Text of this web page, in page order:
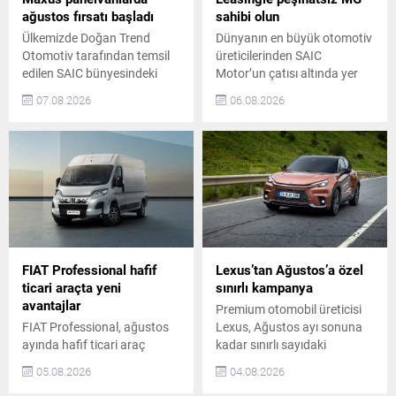
ağustos fırsatı başladı
Ülkemizde Doğan Trend
Otomotiv tarafından temsil
edilen SAIC bünyesindeki
Maxus, ağustos ayına özel
sunduğu ayrıcalıklı tekliflerle
arayanların ihtiyaçlarına
yanıt veriyor. Binek araç
konforunu hafif ticari araç
özellikleriyle birleştiren
panelvan modelleri için
marka, ağustos ayında
benzersiz satış koşullarını
devreye aldı. Kullanıcılar,
ağustos ayı boyunca 500 bin
TL...
07.08.2026
sahibi olun
Dünyanın en büyük otomotiv
üreticilerinden SAIC
Motor’un çatısı altında yer
alan ve Türkiye’de Doğan
Trend Otomotiv tarafından
ayına özel kampanyalarla
otomobil sahibi olmak
isteyenlere büyük avantajlar
sunuyor. ZS Hybrid+ Luxury
modeli, elektrikli açılabilir
panoramik cam tavan
hediyesi ve 2.290.000 TL
takas destekli fiyatıyla öne
çıkıyor. MG,...
06.08.2026
FIAT Professional hafif
ticari araçta yeni
avantajlar
FIAT Professional, ağustos
ayında hafif ticari araç
segmentindeki iddiasını
avantajlı satın alma
05.08.2026
Lexus’tan Ağustos’a özel
sınırlı kampanya
Premium otomobil üreticisi
Lexus, Ağustos ayı sonuna
kadar sınırlı sayıdaki
araçlarda özel fiyat
avantajları sunuyor. Bu
04.08.2026